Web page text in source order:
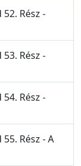
Rész -
Rész -
Rész -
Rész - A